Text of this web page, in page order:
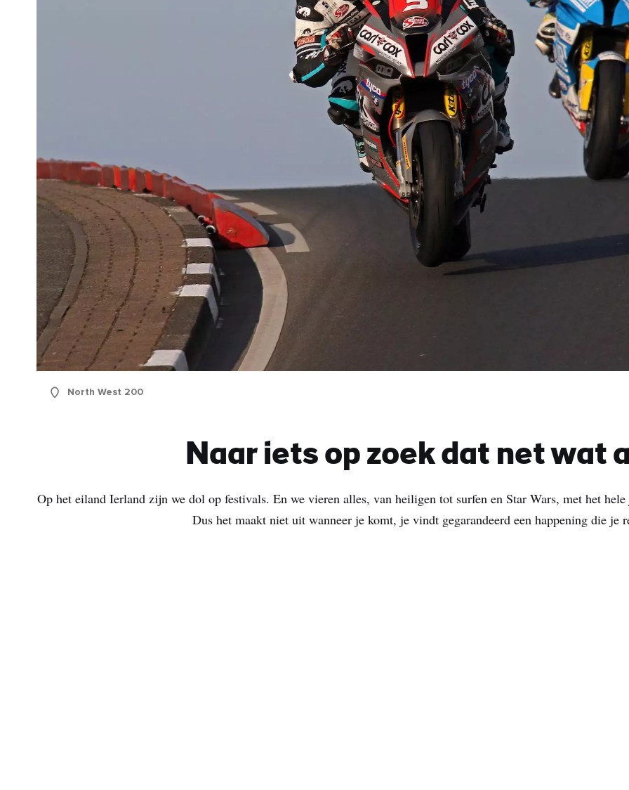
North West 200
Naar iets op zoek dat net wat
Op het eiland Ierland zijn we dol op festivals. En we vieren alles, van heiligen tot surfen en Star Wars, met het
Dus het maakt niet uit wanneer je komt, je vindt gegarandeerd een happening die je